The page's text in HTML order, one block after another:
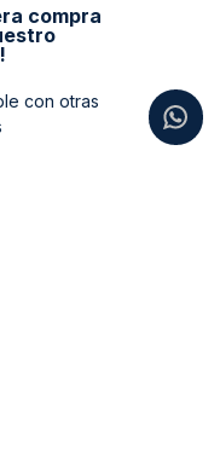
compra
con otras